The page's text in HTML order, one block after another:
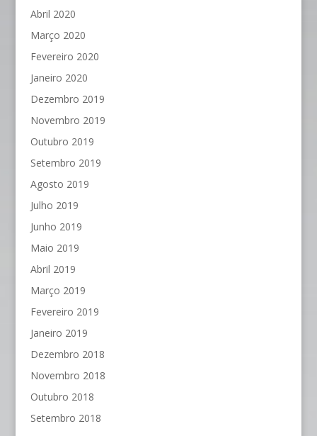
Abril 2020
Março 2020
Fevereiro 2020
Janeiro 2020
Dezembro 2019
Novembro 2019
Outubro 2019
Setembro 2019
Agosto 2019
Julho 2019
Junho 2019
Maio 2019
Abril 2019
Março 2019
Fevereiro 2019
Janeiro 2019
Dezembro 2018
Novembro 2018
Outubro 2018
Setembro 2018